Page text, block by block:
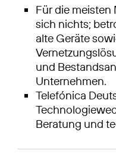
Für die
sich nichts;
alte Geräte
und
Unternehmen.
Telefónica
Beratung und